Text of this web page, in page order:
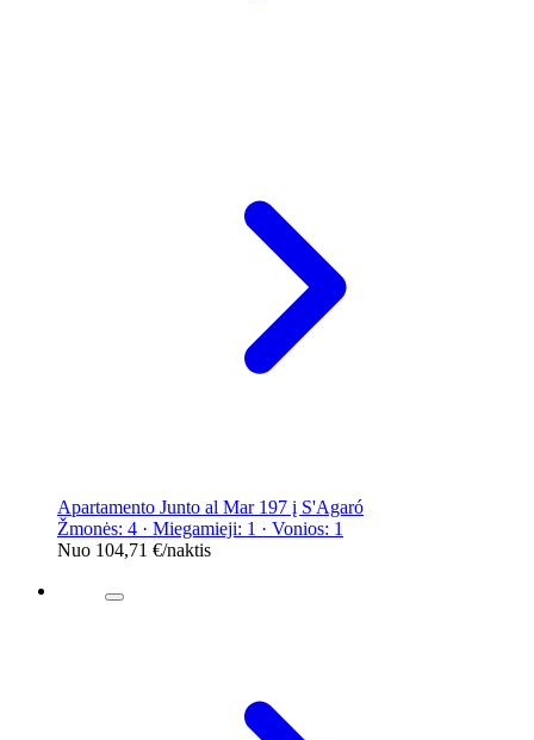
Apartamento Junto al Mar 197 į S'Agaró
Žmonės: 4 · Miegamieji: 1 · Vonios: 1
Nuo 104,71 €/naktis